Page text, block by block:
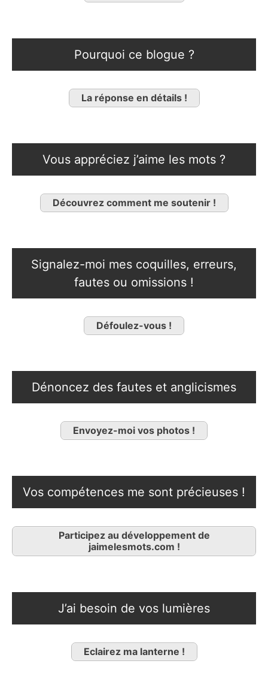
Pourquoi ce blogue ?
La réponse en détails !
Vous appréciez j’aime les mots ?
Découvrez comment me soutenir !
Signalez-moi mes coquilles, erreurs,
fautes ou omissions !
Défoulez-vous !
Dénoncez des fautes et anglicismes
Envoyez-moi vos photos !
Vos compétences me sont précieuses !
Participez au développement de
jaimelesmots.com !
J’ai besoin de vos lumières
Eclairez ma lanterne !